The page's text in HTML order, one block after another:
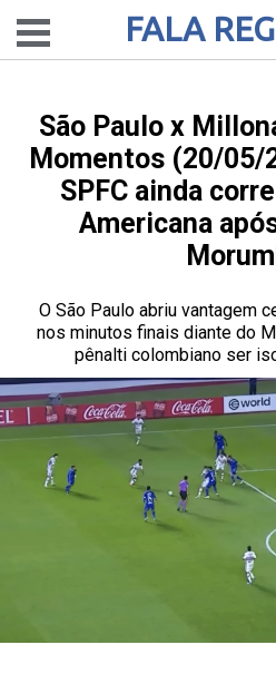
FALA
São Paulo x
Momentos (20/05/
SPFC ainda
Americana
O São Paulo abriu vantagem
nos minutos finais diante do
pênalti colombiano ser